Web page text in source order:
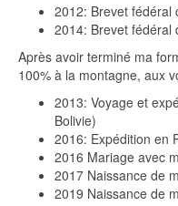
2012: Brevet fédéral
2014: Brevet fédéral
Après avoir terminé ma
100% à la montagne, aux
2013: Voyage et
Bolivie)
2016: Expédition en
2016 Mariage avec
2017 Naissance de
2019 Naissance de